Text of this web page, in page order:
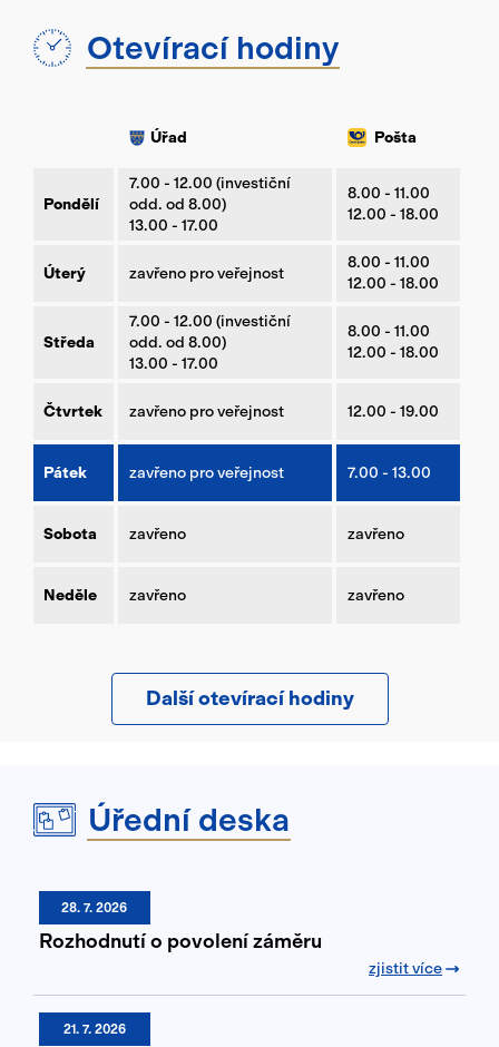
Otevírací hodiny
Úřad Pošta
Pondělí
7.00 - 12.00 (investiční
odd. od 8.00)
13.00 - 17.00
8.00 - 11.00
12.00 - 18.00
Úterý zavřeno pro veřejnost
8.00 - 11.00
12.00 - 18.00
Středa
7.00 - 12.00 (investiční
odd. od 8.00)
13.00 - 17.00
8.00 - 11.00
12.00 - 18.00
Čtvrtek zavřeno pro veřejnost 12.00 - 19.00
Pátek zavřeno pro veřejnost 7.00 - 13.00
Sobota zavřeno zavřeno
Neděle zavřeno zavřeno
Další otevírací hodiny
Úřední deska
28. 7. 2026
Rozhodnutí o povolení záměru
zjistit více
21. 7. 2026